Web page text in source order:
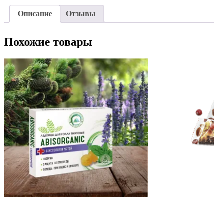
Описание Отзывы
Похожие товары